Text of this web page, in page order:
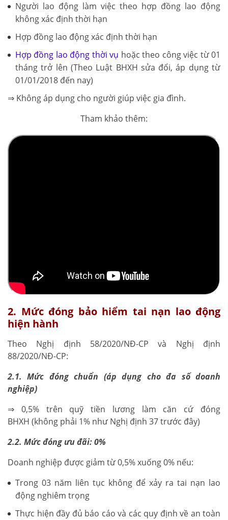
Người lao động làm việc theo hợp đồng lao động
không xác định thời hạn
Hợp đồng lao động xác định thời hạn
Hợp đồng lao động thời vụ hoặc theo công việc từ 01
tháng trở lên (Theo Luật BHXH sửa đổi, áp dụng từ
01/01/2018 đến nay)
⇒ Không áp dụng cho người giúp việc gia đình.
Tham khảo thêm:
2. Mức đóng bảo hiểm tai nạn lao động
hiện hành
Theo Nghị định 58/2020/NĐ-CP và Nghị định
88/2020/NĐ-CP:
2.1. Mức đóng chuẩn (áp dụng cho đa số doanh
nghiệp)
⇒ 0,5% trên quỹ tiền lương làm căn cứ đóng
BHXH (không phải 1% như Nghị định 37 trước đây)
2.2. Mức đóng ưu đãi: 0%
Doanh nghiệp được giảm từ 0,5% xuống 0% nếu:
Trong 03 năm liên tục không để xảy ra tai nạn lao
động nghiêm trọng
Thực hiện đầy đủ báo cáo và các quy định về an toàn